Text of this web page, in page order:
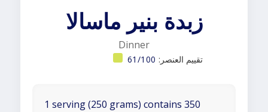
زبدة بنير ماسالا
Dinner
تقييم العنصر: 61/100
1 serving (250 grams) contains 350